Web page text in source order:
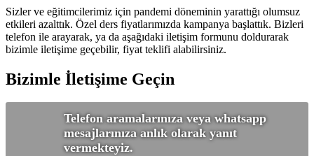
Sizler ve eğitimcilerimiz için pandemi döneminin yarattığı olumsuz
etkileri azalttık. Özel ders fiyatlarımızda kampanya başlattık. Bizleri
telefon ile arayarak, ya da aşağıdaki iletişim formunu doldurarak
bizimle iletişime geçebilir, fiyat teklifi alabilirsiniz.
Bizimle İletişime Geçin
Telefon aramalarınıza veya whatsapp
mesajlarınıza anlık olarak yanıt
vermekteyiz.